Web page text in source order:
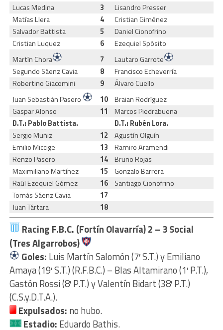
Lucas Medina
3
Lisandro Presser
Matías Llera
4
Cristian Giménez
Salvador Battista
5
Daniel Cionofrino
Cristian Luquez
6
Ezequiel Spósito
Martín Chora
7
Lautaro Garrote
Segundo Sáenz Cavia
8
Francisco Echeverría
Robertino Giacomini
9
Álvaro Cuello
Juan Sebastián Pasero
10
Braian Rodríguez
Gaspar Alonso
11
Marcos Piedrabuena
D.T.: Pablo Battista.
D.T.: Rubén Lora.
Sergio Muñiz
12
Agustín Olguín
Emilio Miccige
13
Ramiro Aramendi
Renzo Pasero
14
Bruno Rojas
Maximiliano Martínez
15
Gonzalo Barrera
Raúl Ezequiel Gómez
16
Santiago Cionofrino
Tomás Sáenz Cavia
17
Juan Tártara
18
Racing F.B.C. (Fortín Olavarría) 2 – 3 Social
(Tres Algarrobos)
Goles: Luis Martín Salomón (7′ S.T.) y Emiliano
Amaya (19′ S.T.) (R.F.B.C.) – Blas Altamirano (1′ P.T.),
Gastón Rossi (8′ P.T.) y Valentín Bidart (38′ P.T.)
(C.S.y.D.T.A.).
Expulsados: no hubo.
Estadio: Eduardo Bathis.